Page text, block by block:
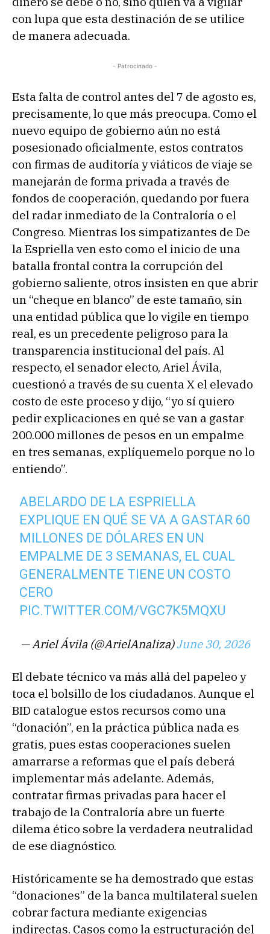
con lupa que esta destinación de se utilice
de manera adecuada.
- Patrocinado -
Esta falta de control antes del 7 de agosto es,
precisamente, lo que más preocupa. Como el
nuevo equipo de gobierno aún no está
posesionado oficialmente, estos contratos
con firmas de auditoría y viáticos de viaje se
manejarán de forma privada a través de
fondos de cooperación, quedando por fuera
del radar inmediato de la Contraloría o el
Congreso. Mientras los simpatizantes de De
la Espriella ven esto como el inicio de una
batalla frontal contra la corrupción del
gobierno saliente, otros insisten en que abrir
un “cheque en blanco” de este tamaño, sin
una entidad pública que lo vigile en tiempo
real, es un precedente peligroso para la
transparencia institucional del país. Al
respecto, el senador electo, Ariel Ávila,
cuestionó a través de su cuenta X el elevado
costo de este proceso y dijo, “yo sí quiero
pedir explicaciones en qué se van a gastar
200.000 millones de pesos en un empalme
en tres semanas, explíquemelo porque no lo
entiendo”.
ABELARDO DE LA ESPRIELLA
EXPLIQUE EN QUÉ SE VA A GASTAR 60
MILLONES DE DÓLARES EN UN
EMPALME DE 3 SEMANAS, EL CUAL
GENERALMENTE TIENE UN COSTO
CERO
PIC.TWITTER.COM/VGC7K5MQXU
— Ariel Ávila (@ArielAnaliza)June 30, 2026
El debate técnico va más allá del papeleo y
toca el bolsillo de los ciudadanos. Aunque el
BID catalogue estos recursos como una
“donación”, en la práctica pública nada es
gratis, pues estas cooperaciones suelen
amarrarse a reformas que el país deberá
implementar más adelante. Además,
contratar firmas privadas para hacer el
trabajo de la Contraloría abre un fuerte
dilema ético sobre la verdadera neutralidad
de ese diagnóstico.
Históricamente se ha demostrado que estas
“donaciones” de la banca multilateral suelen
cobrar factura mediante exigencias
indirectas. Casos como la estructuración del